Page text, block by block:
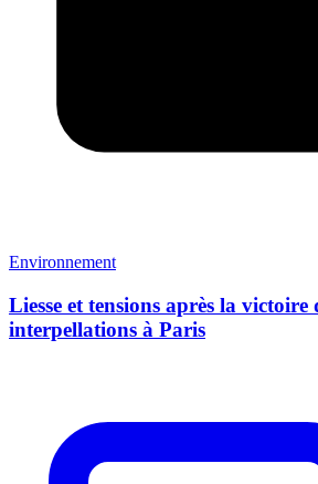
Environnement
Liesse et tensions après la victoire
interpellations à Paris